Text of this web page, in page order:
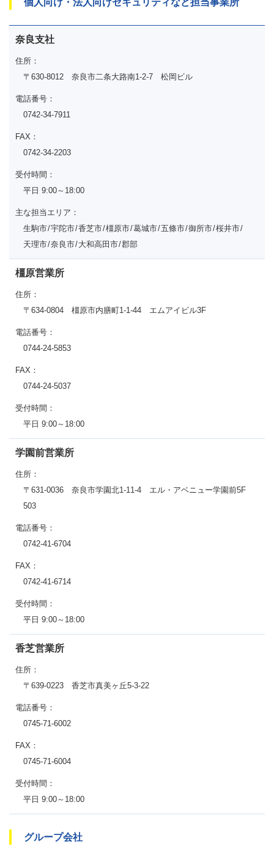
個人向け・法人向けセキュリティなど担当事業所
奈良支社
住所：
〒630-8012 奈良市二条大路南1-2-7 松岡ビル
電話番号：
0742-34-7911
FAX：
0742-34-2203
受付時間：
平日 9:00～18:00
主な担当エリア：
生駒市 宇陀市 香芝市 橿原市 葛城市 五條市 御所市 桜井市
天理市 奈良市 大和高田市 郡部
橿原営業所
住所：
〒634-0804 橿原市内膳町1-1-44 エムアイビル3F
電話番号：
0744-24-5853
FAX：
0744-24-5037
受付時間：
平日 9:00～18:00
学園前営業所
住所：
〒631-0036 奈良市学園北1-11-4 エル・アベニュー学園前5F
503
電話番号：
0742-41-6704
FAX：
0742-41-6714
受付時間：
平日 9:00～18:00
香芝営業所
住所：
〒639-0223 香芝市真美ヶ丘5-3-22
電話番号：
0745-71-6002
FAX：
0745-71-6004
受付時間：
平日 9:00～18:00
グループ会社